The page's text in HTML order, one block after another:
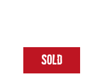
Sold